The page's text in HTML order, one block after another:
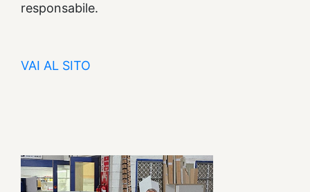
responsabile.
VAI AL SITO